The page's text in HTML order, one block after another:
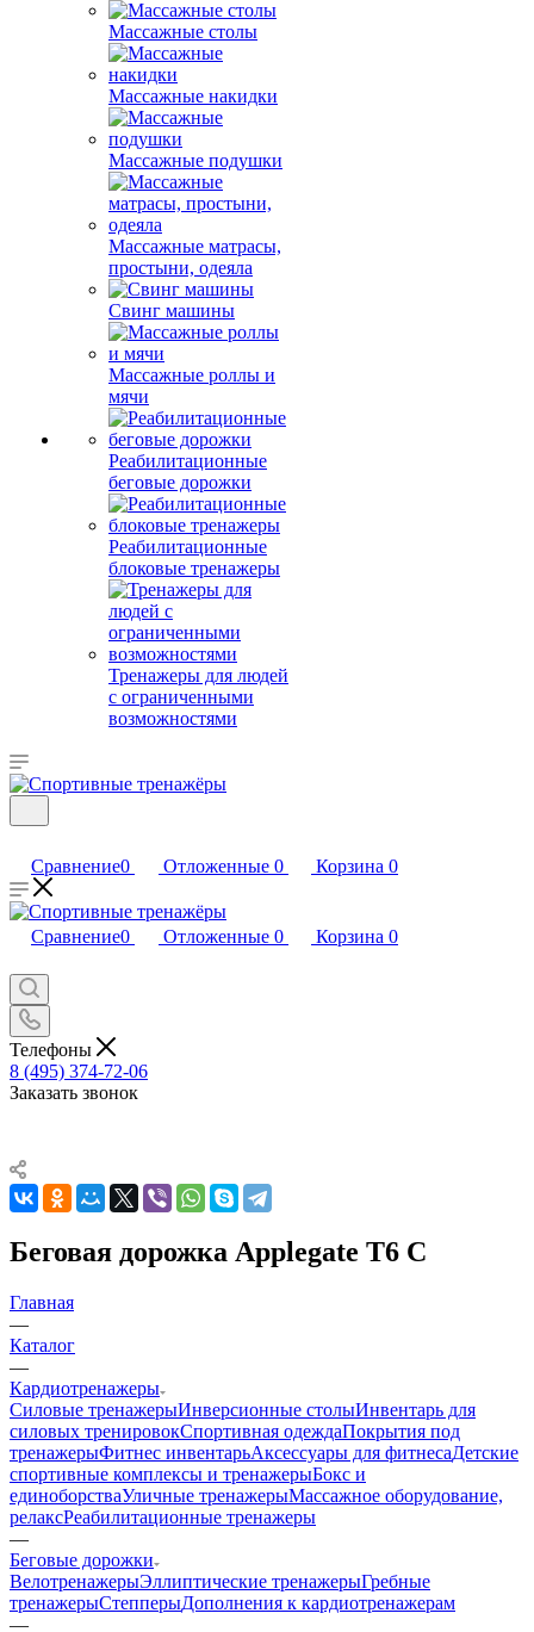
Массажные столы
Массажные накидки
Массажные подушки
Массажные матрасы,
простыни, одеяла
Свинг машины
Массажные роллы и
мячи
Реабилитационные
беговые дорожки
Реабилитационные
блоковые тренажеры
Тренажеры для людей
с ограниченными
возможностями
Сравнение0 Отложенные 0 Корзина 0
Сравнение0 Отложенные 0 Корзина 0
Телефоны
8 (495) 374-72-06
Заказать звонок
Беговая дорожка Applegate T6 C
Главная
—
Каталог
—
Кардиотренажеры
Силовые тренажерыИнверсионные столыИнвентарь для
силовых тренировокСпортивная одеждаПокрытия под
тренажерыФитнес инвентарьАксессуары для фитнесаДетские
спортивные комплексы и тренажерыБокс и
единоборстваУличные тренажерыМассажное оборудование,
релаксРеабилитационные тренажеры
—
Беговые дорожки
ВелотренажерыЭллиптические тренажерыГребные
тренажерыСтепперыДополнения к кардиотренажерам
—